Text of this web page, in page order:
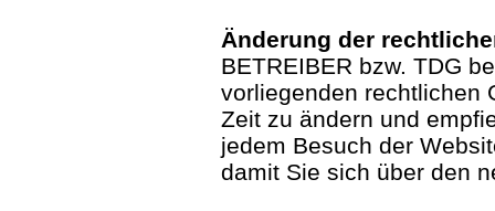
Änderung der
BETREIBER bzw. TDG
vorliegenden rechtlichen
Zeit zu ändern und
jedem Besuch der
damit Sie sich über den